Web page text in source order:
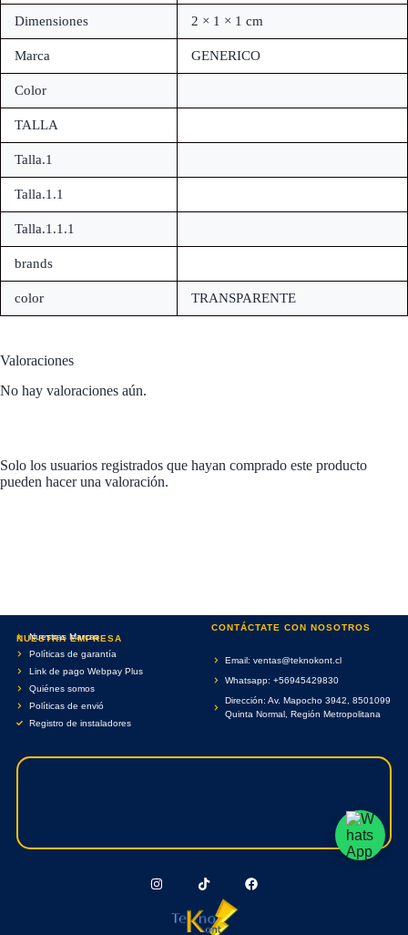
Dimensiones 2 × 1 × 1 cm
Marca GENERICO
Color
TALLA
Talla.1
Talla.1.1
Talla.1.1.1
brands
color TRANSPARENTE
Valoraciones
No hay valoraciones aún.
Solo los usuarios registrados que hayan comprado este producto
pueden hacer una valoración.
NUESTRA EMPRESA
Nuestras Marcas
Políticas de garantía
Link de pago Webpay Plus
Quiénes somos
Políticas de envió
Registro de instaladores
CONTÁCTATE CON NOSOTROS
Email: ventas@teknokont.cl
Whatsapp: +56945429830
Dirección: Av. Mapocho 3942, 8501099
Quinta Normal, Región Metropolitana